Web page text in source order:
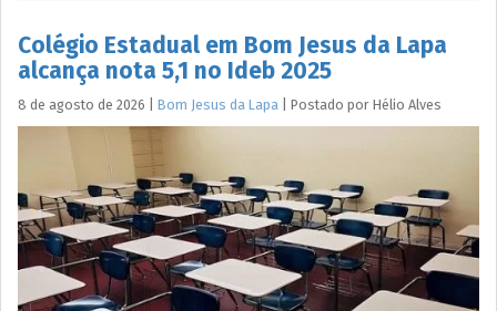
Colégio Estadual em Bom Jesus da Lapa
alcança nota 5,1 no Ideb 2025
8 de agosto de 2026 Bom Jesus da Lapa Postado por Hélio Alves